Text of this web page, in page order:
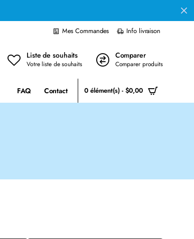
Mes Commandes Info livraison
Liste de souhaits
Votre liste de souhaits
Comparer
Comparer produits
FAQ Contact 0 élément(s) - $0,00